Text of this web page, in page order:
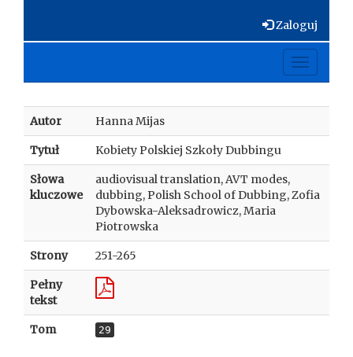
Zaloguj
Toggle
Autor Hanna Mijas
Tytuł Kobiety Polskiej Szkoły Dubbingu
Słowa
kluczowe
audiovisual translation, AVT modes,
dubbing, Polish School of Dubbing, Zofia
Dybowska-Aleksadrowicz, Maria
Piotrowska
Strony 251-265
Pełny
tekst
Tom 29